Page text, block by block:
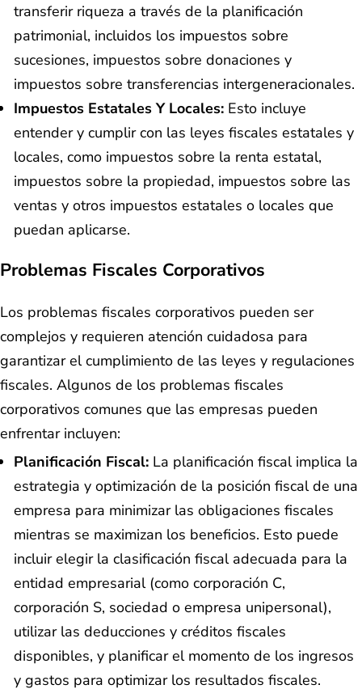
transferir riqueza a través de la planificación
patrimonial, incluidos los impuestos sobre
sucesiones, impuestos sobre donaciones y
impuestos sobre transferencias intergeneracionales.
Impuestos Estatales Y Locales: Esto incluye
entender y cumplir con las leyes fiscales estatales y
locales, como impuestos sobre la renta estatal,
impuestos sobre la propiedad, impuestos sobre las
ventas y otros impuestos estatales o locales que
puedan aplicarse.
Problemas Fiscales Corporativos
Los problemas fiscales corporativos pueden ser
complejos y requieren atención cuidadosa para
garantizar el cumplimiento de las leyes y regulaciones
fiscales. Algunos de los problemas fiscales
corporativos comunes que las empresas pueden
enfrentar incluyen:
Planificación Fiscal: La planificación fiscal implica la
estrategia y optimización de la posición fiscal de una
empresa para minimizar las obligaciones fiscales
mientras se maximizan los beneficios. Esto puede
incluir elegir la clasificación fiscal adecuada para la
entidad empresarial (como corporación C,
corporación S, sociedad o empresa unipersonal),
utilizar las deducciones y créditos fiscales
disponibles, y planificar el momento de los ingresos
y gastos para optimizar los resultados fiscales.